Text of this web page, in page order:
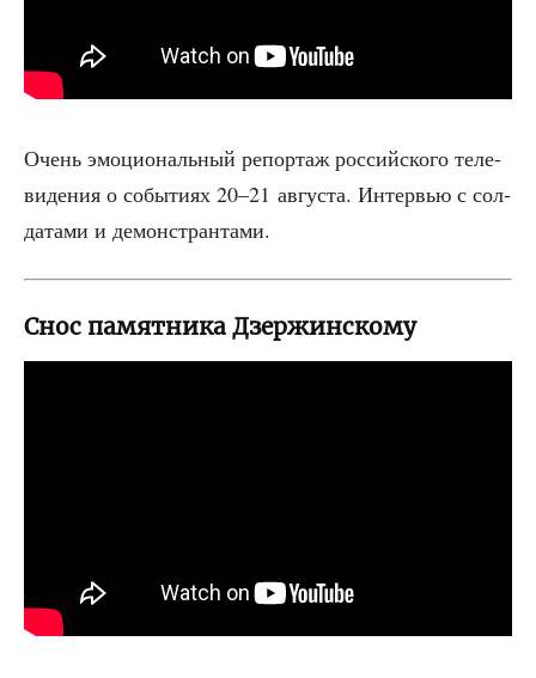
Очень эмо­ци­о­наль­ный репор­таж рос­сий­ско­го теле­
ви­де­ния о собы­ти­ях 20–21 авгу­ста. Интер­вью с сол­
да­та­ми и демонстрантами.
Снос памятника Дзержинскому